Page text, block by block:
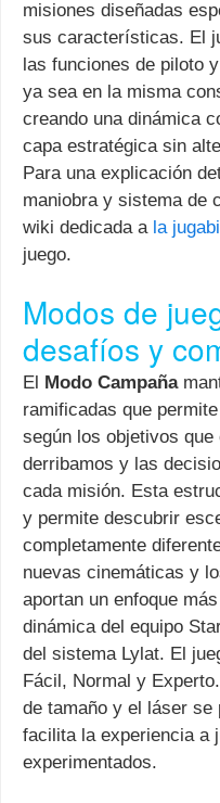
misiones diseñadas
sus características. El
las funciones de piloto
ya sea en la misma
creando una dinámica
capa estratégica sin
Para una explicación
maniobra y sistema de
wiki dedicada a la
juego.
Modos de
desafíos y
El Modo Campaña
ramificadas que
según los objetivos
derribamos y las
cada misión. Esta
y permite descubrir
completamente
nuevas cinemáticas y
aportan un enfoque
dinámica del equipo
del sistema Lylat. El
Fácil, Normal y
de tamaño y el láser se
facilita la experiencia a
experimentados.